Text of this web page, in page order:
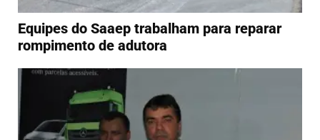
Equipes do Saaep trabalham para reparar
rompimento de adutora